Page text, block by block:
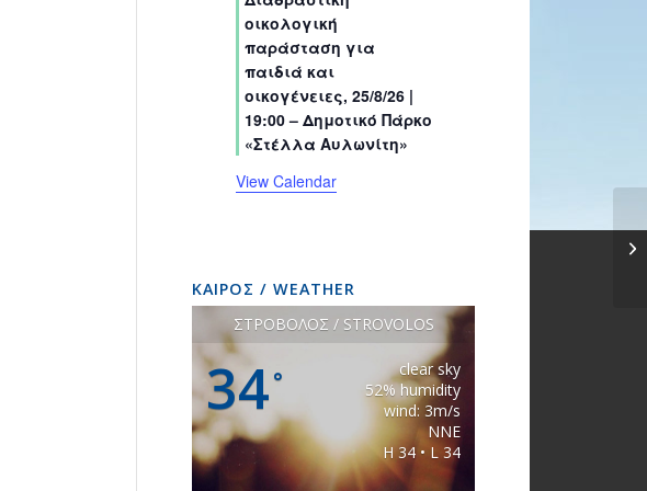
sssss
t
s
t
s
t
s
t
s
t
s
t
s
οικολογική
παράσταση για
παιδιά και
οικογένειες, 25/8/26 |
19:00 – Δημοτικό Πάρκο
«Στέλλα Αυλωνίτη»
View Calendar
ΚΑΙΡΟΣ / WEATHER
ΣΤΡΟΒΟΛΟΣ / STROVOLOS
34°
clear sky
52% humidity
wind: 3m/s
NNE
H 34 • L 34